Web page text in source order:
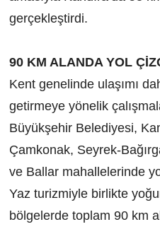
gerçekleştirdi.
90 KM ALANDA YOL
Kent genelinde ulaşımı
getirmeye yönelik
Büyükşehir Belediyesi,
Çamkonak, Seyrek-
ve Ballar mahallelerinde
Yaz turizmiyle birlikte
bölgelerde toplam 90 km